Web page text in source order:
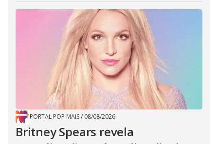
PORTAL POP MAIS/ 08/08/2026
Britney Spears revela